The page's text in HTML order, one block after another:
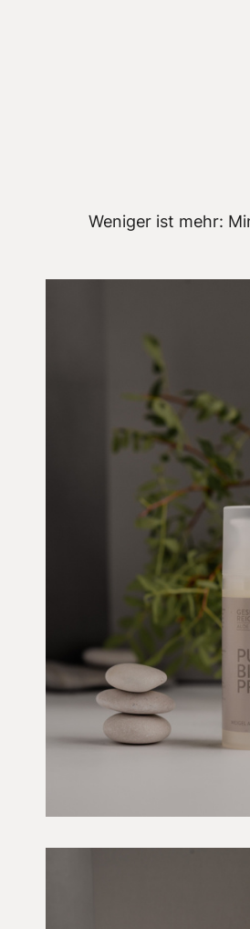
Weniger ist mehr: